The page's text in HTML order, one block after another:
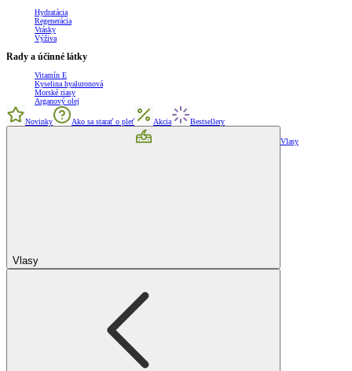
Hydratácia
Regenerácia
Vrásky
Výživa
Rady a účinné látky
Vitamín E
Kyselina hyaluronová
Morské riasy
Arganový olej
Novinky Ako sa starať o pleť Akcia Bestsellery
Vlasy
Vlasy